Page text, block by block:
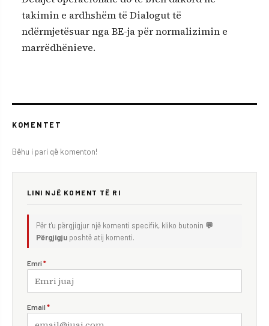
takimin e ardhshëm të Dialogut të
ndërmjetësuar nga BE-ja për normalizimin e
marrëdhënieve.
KOMENTET
Bëhu i pari që komenton!
LINI NJË KOMENT TË RI
Për t'u përgjigjur një komenti specifik, kliko butonin 💬
Përgjigju poshtë atij komenti.
Emri *
Email *